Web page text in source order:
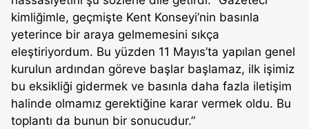
kimliğimle, geçmişte Kent Konseyi’nin basınla
yeterince bir araya gelmemesini sıkça
eleştiriyordum. Bu yüzden 11 Mayıs’ta yapılan genel
kurulun ardından göreve başlar başlamaz, ilk işimiz
bu eksikliği gidermek ve basınla daha fazla iletişim
halinde olmamız gerektiğine karar vermek oldu. Bu
toplantı da bunun bir sonucudur.”